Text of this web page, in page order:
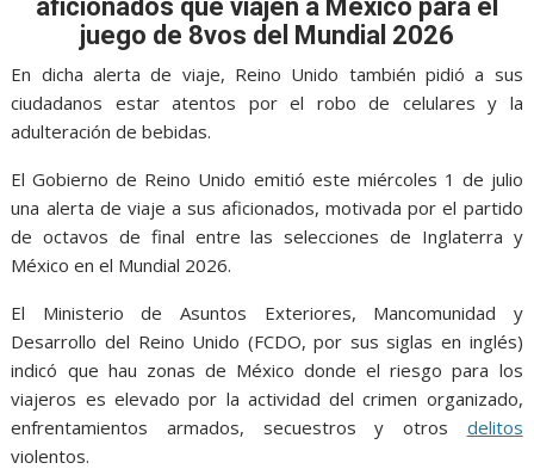
k
p
p
g
er
m
aficionados que viajen a México para el
juego de 8vos del Mundial 2026
En dicha alerta de viaje, Reino Unido también pidió a sus
ciudadanos estar atentos por el robo de celulares y la
adulteración de bebidas.
El Gobierno de Reino Unido emitió este miércoles 1 de julio
una alerta de viaje a sus aficionados, motivada por el partido
de octavos de final entre las selecciones de Inglaterra y
México en el Mundial 2026.
El Ministerio de Asuntos Exteriores, Mancomunidad y
Desarrollo del Reino Unido (FCDO, por sus siglas en inglés)
indicó que hau zonas de México donde el riesgo para los
viajeros es elevado por la actividad del crimen organizado,
enfrentamientos armados, secuestros y otros delitos
violentos.